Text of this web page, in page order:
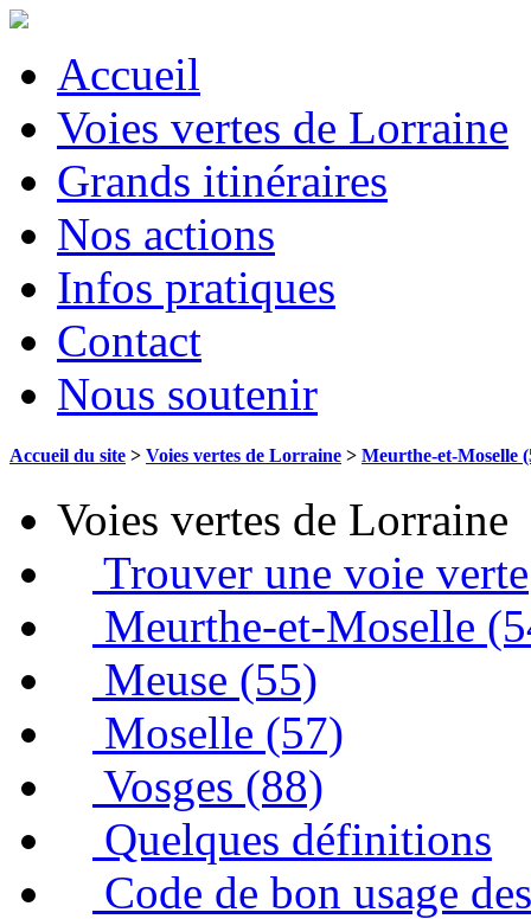
Accueil
Voies vertes de Lorraine
Grands itinéraires
Nos actions
Infos pratiques
Contact
Nous soutenir
Accueil du site > Voies vertes de Lorraine > Meurthe-et-Moselle
Voies vertes de Lorraine
Trouver une voie verte
Meurthe-et-Moselle
Meuse (55)
Moselle (57)
Vosges (88)
Quelques définitions
Code de bon usage